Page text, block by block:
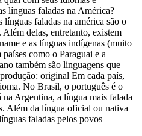
línguas faladas na América?
faladas na américa são o
delas, entretanto, existem
e as línguas indígenas (muito
como o Paraguai e a
também são linguagens que
original Em cada país,
No Brasil, o português é o
Argentina, a língua mais falada
Além da língua oficial ou nativa
faladas pelos povos